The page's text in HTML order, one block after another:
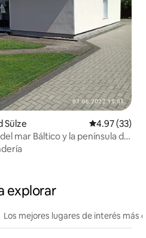
Sülze Calificación
4.97 (33)
mar Báltico y la península de
explorar
Los mejores lugares de interés más